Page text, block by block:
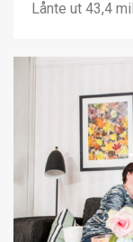
Lånte ut 43,4